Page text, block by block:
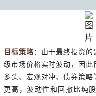
目标策略：由于最终投资的
级市场价格实时波动，因
多头、宏观对冲、债券策
更高，波动性和回撤比纯